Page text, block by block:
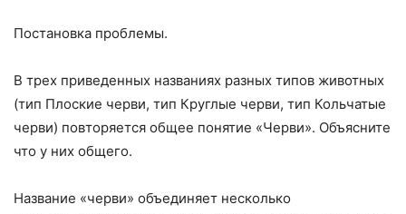
Постановка проблемы.
В трех приведенных названиях разных типов животных
(тип Плоские черви, тип Круглые черви, тип Кольчатые
черви) повторяется общее по­нятие «Черви». Объясните
что у них общего.
Название «черви» объединяет несколько